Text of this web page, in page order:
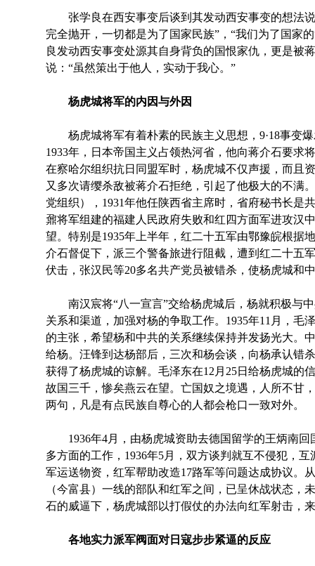
张学良在西安事变后谈到其发动西安事变的想法说
完全抛开，一切都是为了国家民族”，“我们为了国家
良发动西安事变处源其自身背负的国恨家仇，更是被
说：“虽然策出于他人，实动于我心。”
杨虎城将军的内因与外因
杨虎城将军有着朴素的民族主义思想，9·18事变爆
1933年，日本帝国主义占领热河省，他向蒋介石要求
在察哈尔组织抗日同盟军时，杨虎城不仅声援，而且
又多次请缨杀敌被蒋介石拒绝，引起了他极大的不满
党组织），1931年他任陕西省主席时，省府秘书长是
鼐将军组建的福建人民政府失败和红四方面军进攻汉
望。特别是1935年上半年，红二十五军由鄂豫皖根据
介石督促下，派三个警备旅进行阻截，遭到红二十五
伏击，张汉民等20多名共产党员被错杀，使杨虎城和
南汉宸将“八一宣言”交给杨虎城后，杨就积极与中
关系和渠道，加强对杨的争取工作。1935年11月，毛
的主张，希望杨和中共的关系继续保持并发扬光大。
给杨。汪锋到达杨部后，三次和杨会谈，向杨承认错
获得了杨虎城的谅解。毛泽东在12月25日给杨虎城的
故国三千，惨矣燕云在望。亡国奴之境遇，人所不甘
两句，凡是有点民族自尊心的人都会枪口一致对外。
1936年4月，由杨虎城资助去德国留学的王炳南回
多方面的工作，1936年5月，双方谈判就互不侵犯，
军运送物资，红军帮助改造17路军等问题达成协议。
（今富县）一线的部队和红军之间，已呈休战状态，
石的威逼下，杨虎城部以打假仗的办法向红军射击，
各地实力派军阀面对日寇步步紧逼的反应